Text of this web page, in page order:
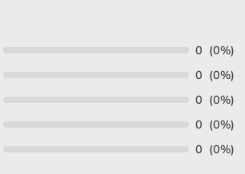
0 (0%)
0 (0%)
0 (0%)
0 (0%)
0 (0%)